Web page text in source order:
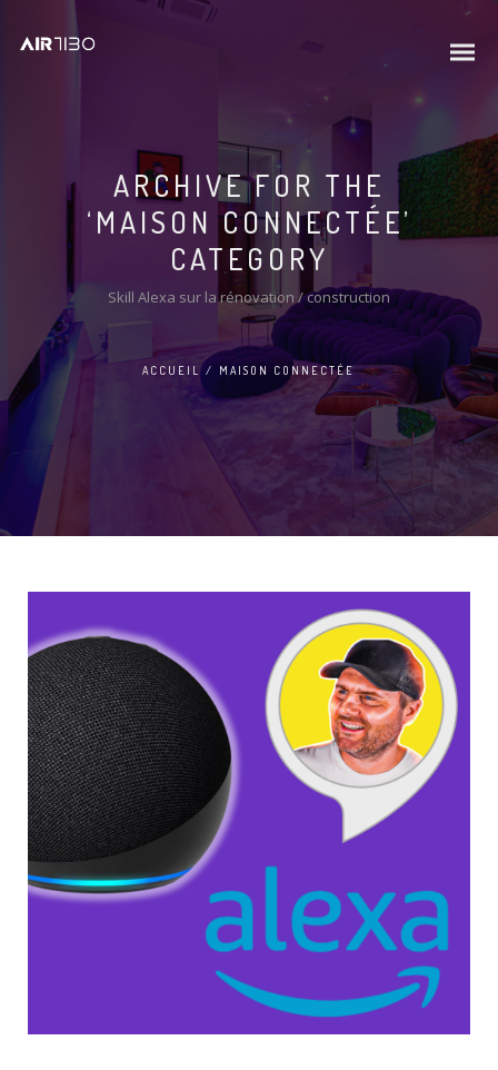
ARCHIVE FOR THE
‘MAISON CONNECTÉE’
CATEGORY
Skill Alexa sur la rénovation / construction
ACCUEIL / MAISON CONNECTÉE